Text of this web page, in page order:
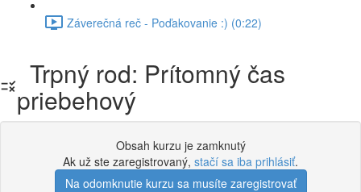
Záverečná reč - Poďakovanie :) (0:22)
Trpný rod: Prítomný čas
priebehový
Obsah kurzu je zamknutý
Ak už ste zaregistrovaný, stačí sa iba prihlásiť.
Na odomknutie kurzu sa musíte zaregistrovať